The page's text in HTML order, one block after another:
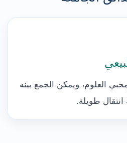
العلوم، ويمكن الجمع بينه
طويلة.